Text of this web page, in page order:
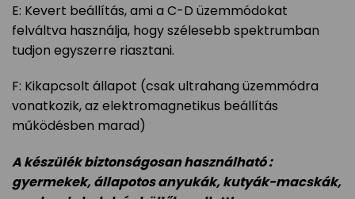
E: Kevert beállítás, ami a C-D üzemmódokat
felváltva használja, hogy szélesebb spektrumban
tudjon egyszerre riasztani.
F: Kikapcsolt állapot (csak ultrahang üzemmódra
vonatkozik, az elektromagnetikus beállítás
működésben marad)
A készülék biztonságosan használható :
gyermekek, állapotos anyukák, kutyák-macskák,